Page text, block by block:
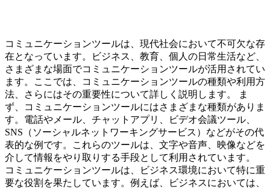
コミュニケーションツールは、現代社会において不可欠な存
在となっています。ビジネス、教育、個人の日常生活など、
さまざまな場面でコミュニケーションツールが活用されてい
ます。ここでは、コミュニケーションツールの種類や利用方
法、さらにはその重要性について詳しく説明します。 ま
ず、コミュニケーションツールにはさまざまな種類がありま
す。電話やメール、チャットアプリ、ビデオ会議ツール、
SNS（ソーシャルネットワーキングサービス）などがその代
表的な例です。これらのツールは、文字や音声、映像などを
介して情報をやり取りする手段として利用されています。
コミュニケーションツールは、ビジネス環境において特に重
要な役割を果たしています。例えば、ビジネスにおいては、